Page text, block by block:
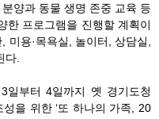
양과 동물 생명 존중 교육 등
한 프로그램을 진행할 계획이
미용·목욕실, 놀이터, 상담실,
다.
일부터 4일까지 옛 경기도청
을 위한 ‘또 하나의 가족, 20